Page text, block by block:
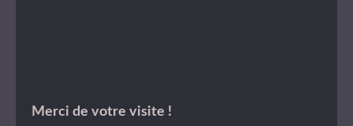
Merci de votre visite !